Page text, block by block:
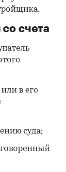
счета
в его
суда;